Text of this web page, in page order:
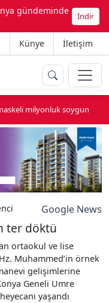
gündeminde
İndir
Künye İletişim
milyonluk soygun
tek bir amaç için ter
Google News
ter döktü
ortaokul ve lise
Muhammed’in örnek
gelişimlerine
Geneli Umre
yaşandı